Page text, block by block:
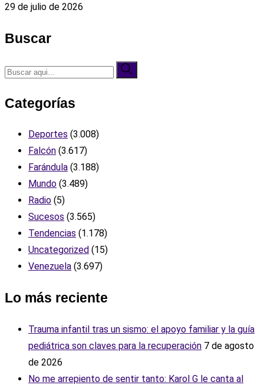
29 de julio de 2026
Buscar
Categorías
Deportes (3.008)
Falcón (3.617)
Farándula (3.188)
Mundo (3.489)
Radio (5)
Sucesos (3.565)
Tendencias (1.178)
Uncategorized (15)
Venezuela (3.697)
Lo más reciente
Trauma infantil tras un sismo: el apoyo familiar y la guía
pediátrica son claves para la recuperación 7 de agosto
de 2026
No me arrepiento de sentir tanto: Karol G le canta al